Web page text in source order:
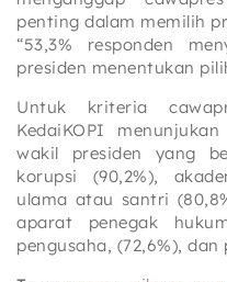
penting dalam memilih
“53,3% responden
presiden menentukan
Untuk kriteria
KedaiKOPI
wakil presiden yang
korupsi (90,2%),
ulama atau santri
aparat penegak
pengusaha, (72,6%),